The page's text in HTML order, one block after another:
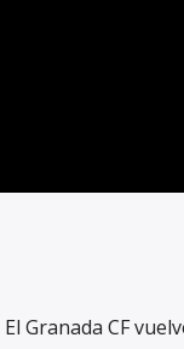
El Granada CF